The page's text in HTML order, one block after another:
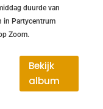
duurde van
in Partycentrum
Zoom.
Bekijk
album